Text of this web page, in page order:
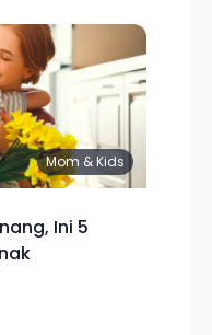
Mom & Kids
Ini 5